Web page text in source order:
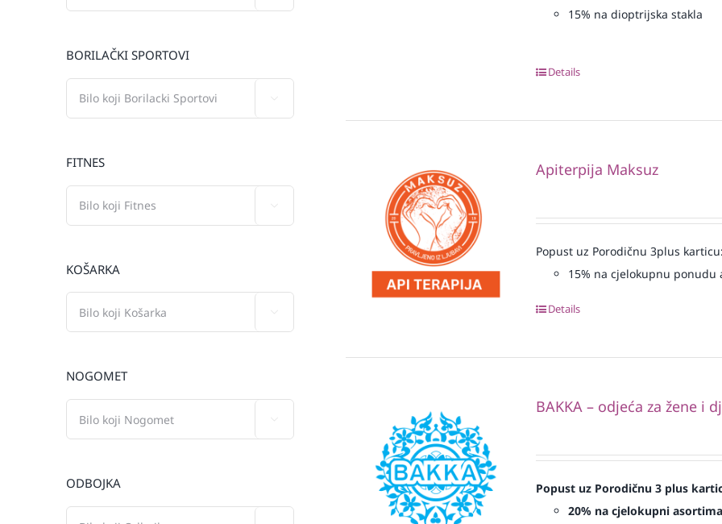
15% na dioptrijska stakla
Details
Apiterpija Maksuz
Popust uz Porodičnu 3plus karticu:
15% na cjelokupnu ponudu
Details
BAKKA – odjeća za žene i
Popust uz Porodičnu 3 plus
20% na cjelokupni
BORILAČKI SPORTOVI
FITNES
KOŠARKA
NOGOMET
ODBOJKA